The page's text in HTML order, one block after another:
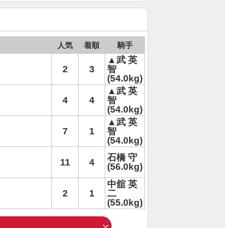
人気 着順 騎手
2 3
▲武 英
智
(54.0kg)
4 4
▲武 英
智
(54.0kg)
7 1
▲武 英
智
(54.0kg)
11 4
石橋 守
(56.0kg)
2 1
中舘 英
二
(55.0kg)